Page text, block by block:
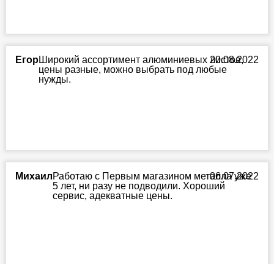
Егор 20.08.2022
Широкий ассортимент алюминиевых листов,
цены разные, можно выбрать под любые
нужды.
Михаил 06.07.2022
Работаю с Первым магазином металла уже
5 лет, ни разу не подводили. Хороший
сервис, адекватные цены.